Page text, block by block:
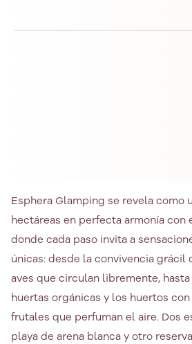
Esphera Glamping se revela como
hectáreas en perfecta armonía con
donde cada paso invita a
únicas: desde la convivencia grácil
aves que circulan libremente,
huertas orgánicas y los huertos
frutales que perfuman el aire. Dos
playa de arena blanca y otro